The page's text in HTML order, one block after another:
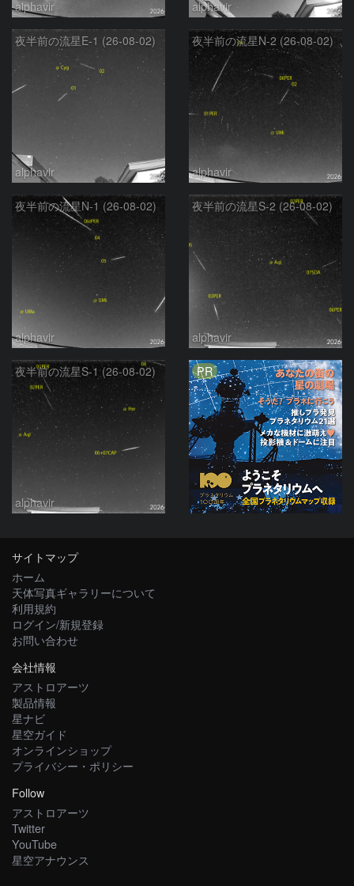
alphavir alphavir
夜半前の流星E-1 (26-08-02)
alphavir
夜半前の流星N-2 (26-08-02)
alphavir
夜半前の流星N-1 (26-08-02)
alphavir
夜半前の流星S-2 (26-08-02)
alphavir
夜半前の流星S-1 (26-08-02)
alphavir
PR
サイトマップ
ホーム
天体写真ギャラリーについて
利用規約
ログイン/新規登録
お問い合わせ
会社情報
アストロアーツ
製品情報
星ナビ
星空ガイド
オンラインショップ
プライバシー・ポリシー
Follow
アストロアーツ
Twitter
YouTube
星空アナウンス